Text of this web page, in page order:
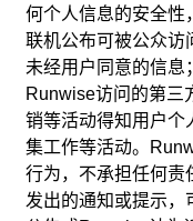
何个人信息的安全性
联机公布可被公众访
未经用户同意的信息
Runwise访问的第三
销等活动得知用户个
集工作等活动。
行为，不承担任何责
发出的通知或提示，